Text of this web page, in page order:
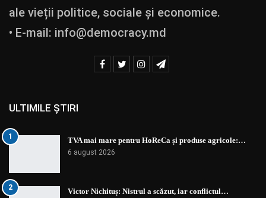
ale vieții politice, sociale și economice.
• E-mail: info@democracy.md
ULTIMILE ȘTIRI
1 TVA mai mare pentru HoReCa și produse agricole:…
6 august 2026
2 Victor Nichituș: Nistrul a scăzut, iar conflictul…